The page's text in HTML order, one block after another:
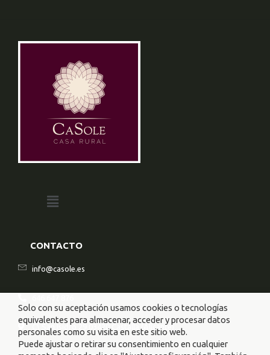
CONTACTO
info@casole.es
C\ San Isidro 29 03420 Castalla (Alicante)
Solo con su aceptación usamos cookies o tecnologías
equivalentes para almacenar, acceder y procesar datos
personales como su visita en este sitio web.
Puede ajustar o retirar su consentimiento en cualquier